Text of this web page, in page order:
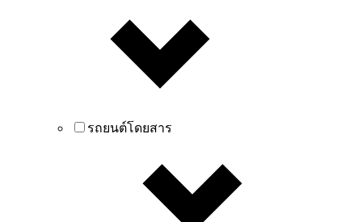
รถยนต์โดยสาร